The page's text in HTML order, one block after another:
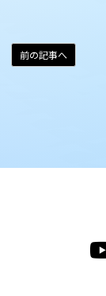
前の記事へ